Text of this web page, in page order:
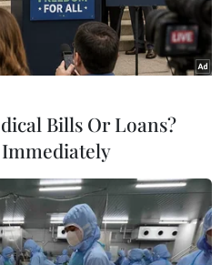
Bills Or Loans?